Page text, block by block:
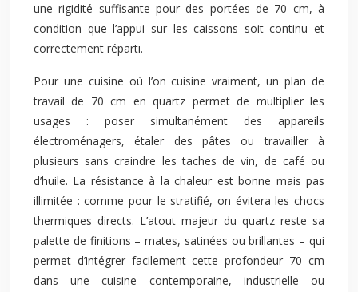
une rigidité suffisante pour des portées de 70 cm, à
condition que l’appui sur les caissons soit continu et
correctement réparti.
Pour une cuisine où l’on cuisine vraiment, un plan de
travail de 70 cm en quartz permet de multiplier les
usages : poser simultanément des appareils
électroménagers, étaler des pâtes ou travailler à
plusieurs sans craindre les taches de vin, de café ou
d’huile. La résistance à la chaleur est bonne mais pas
illimitée : comme pour le stratifié, on évitera les chocs
thermiques directs. L’atout majeur du quartz reste sa
palette de finitions – mates, satinées ou brillantes – qui
permet d’intégrer facilement cette profondeur 70 cm
dans une cuisine contemporaine, industrielle ou